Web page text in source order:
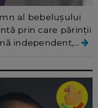
al bebelușului
prin care părinții
independent,...